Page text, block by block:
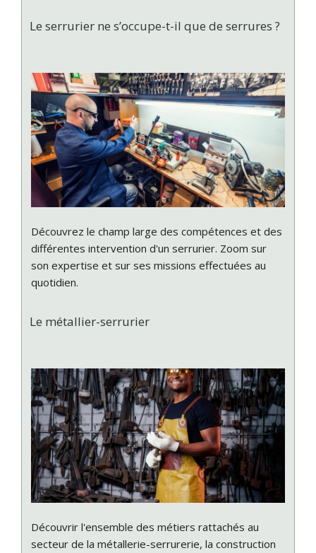
Le serrurier ne s’occupe-t-il que de serrures ?
Découvrez le champ large des compétences et des
différentes intervention d'un serrurier. Zoom sur
son expertise et sur ses missions effectuées au
quotidien.
Le métallier-serrurier
Découvrir l'ensemble des métiers rattachés au
secteur de la métallerie-serrurerie, la construction